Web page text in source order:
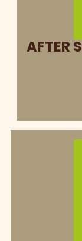
AFTER